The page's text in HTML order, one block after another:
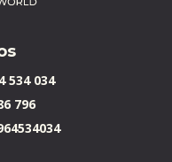
534 034
796